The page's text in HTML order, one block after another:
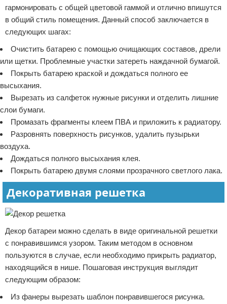
гармонировать с общей цветовой гаммой и отлично впишутся
в общий стиль помещения. Данный способ заключается в
следующих шагах:
Очистить батарею с помощью очищающих составов, дрели
или щетки. Проблемные участки затереть наждачной бумагой.
Покрыть батарею краской и дождаться полного ее
высыхания.
Вырезать из салфеток нужные рисунки и отделить лишние
слои бумаги.
Промазать фрагменты клеем ПВА и приложить к радиатору.
Разровнять поверхность рисунков, удалить пузырьки
воздуха.
Дождаться полного высыхания клея.
Покрыть батарею двумя слоями прозрачного светлого лака.
Декоративная решетка
Декор батареи можно сделать в виде оригинальной решетки
с понравившимся узором. Таким методом в основном
пользуются в случае, если необходимо прикрыть радиатор,
находящийся в нише. Пошаговая инструкция выглядит
следующим образом:
Из фанеры вырезать шаблон понравившегося рисунка.